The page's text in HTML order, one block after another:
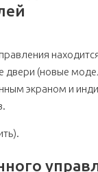
двери (новые
экраном и